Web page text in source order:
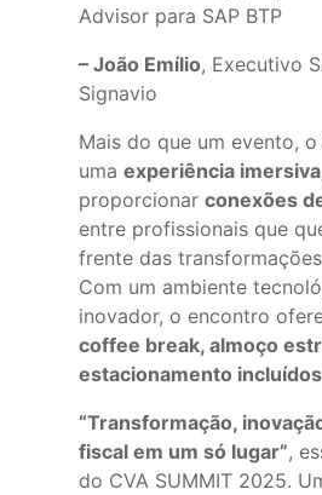
Advisor para SAP BTP
– João Emílio, Executivo
Signavio
Mais do que um evento, o
uma experiência imersiva
proporcionar conexões
entre profissionais que
frente das
Com um ambiente
inovador, o encontro
coffee break, almoço
estacionamento incluídos
“Transformação,
fiscal em um só lugar”,
do CVA SUMMIT 2025.